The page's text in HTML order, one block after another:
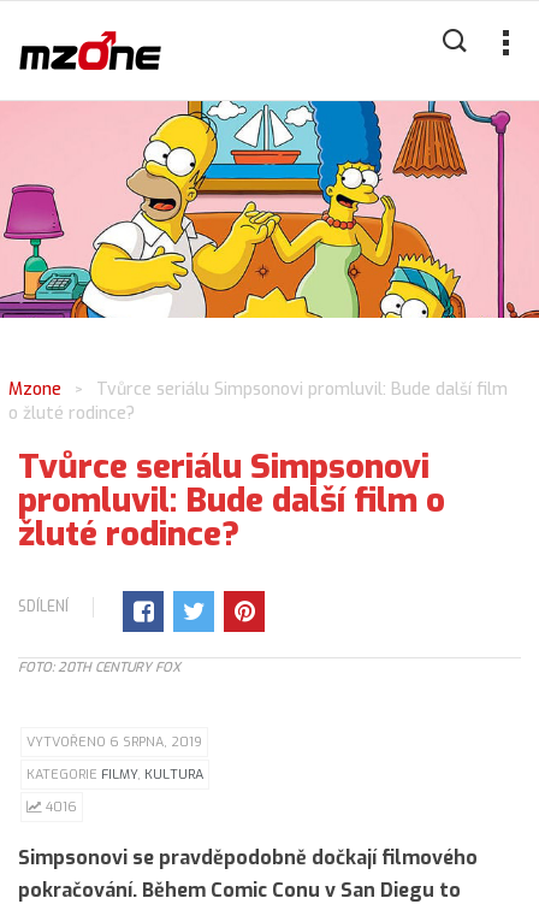
Mzone >
Tvůrce seriálu Simpsonovi promluvil: Bude další film
o žluté rodince?
Tvůrce seriálu Simpsonovi
promluvil: Bude další film o
žluté rodince?
SDÍLENÍ
FOTO: 20TH CENTURY FOX
VYTVOŘENO 6 SRPNA, 2019
KATEGORIE FILMY, KULTURA
4016
Simpsonovi se pravděpodobně dočkají filmového
pokračování. Během Comic Conu v San Diegu to